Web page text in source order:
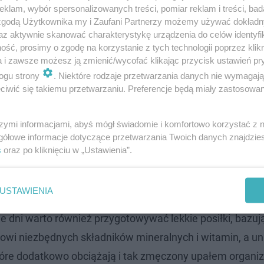
Jak przetrwać upały? Pamiętaj o tych
osoby starsze i dzieci nie wychodziły z domu.
dziennie. W ciągu dnia należy zamykać w domu okna
(szczególnie po stronie nasłonecznionej). Okna
oczywiście warunki bezpieczeństwa na to pozwalają" -
warto również przygotowywać lekkie posiłki,
niezbędnych składników mineralnych i witamin, a
dodatkowo obciążają i tak zmęczony upałem
wybór spersonalizowanych treści, pomiar reklam i treści,
Użytkownika my i Zaufani Partnerzy możemy używać
aktywnie skanować charakterystykę urządzenia do celów
prosimy o zgodę na korzystanie z tych technologii poprzez
i zawsze możesz ją zmienić/wycofać klikając przycisk ustawień
strony
. Niektóre rodzaje przetwarzania danych nie
się takiemu przetwarzaniu. Preferencje będą miały
informacjami, abyś mógł świadomie i komfortowo korzystać z
informacje dotyczące przetwarzania Twoich danych
oraz po kliknięciu w „Ustawienia”.
USTAWIENIA